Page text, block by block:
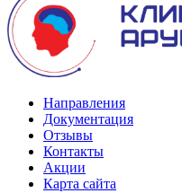
Направления
Документация
Отзывы
Контакты
Акции
Карта сайта